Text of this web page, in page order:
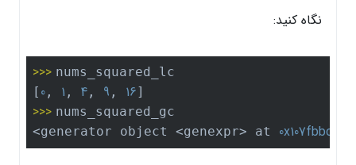
نگاه کنید:
>>> nums_squared_lc
[ 0 , 1 , 4 , 9 , 16
>>> nums_squared_gc
<generator object <genexpr> at 0x107fbbc78